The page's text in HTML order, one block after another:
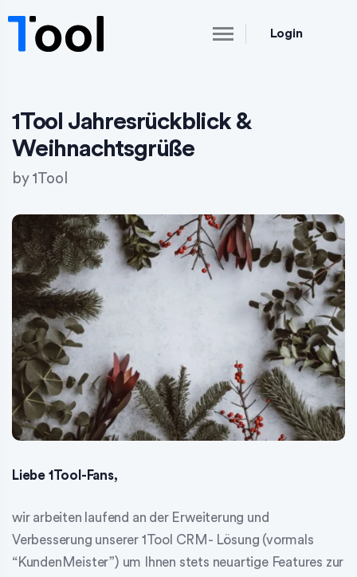
Login
1Tool Jahresrückblick &
Weihnachtsgrüße
by1Tool
Liebe 1Tool-Fans,
wir arbeiten laufend an der Erweiterung und
Verbesserung unserer 1Tool CRM- Lösung (vormals
“KundenMeister”) um Ihnen stets neuartige Features zur